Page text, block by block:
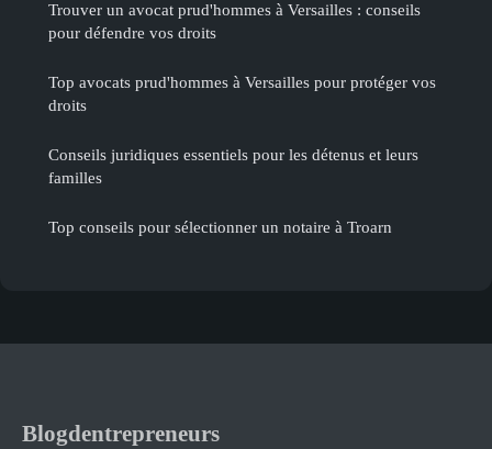
Trouver un avocat prud'hommes à Versailles : conseils
pour défendre vos droits
Top avocats prud'hommes à Versailles pour protéger vos
droits
Conseils juridiques essentiels pour les détenus et leurs
familles
Top conseils pour sélectionner un notaire à Troarn
Blogdentrepreneurs